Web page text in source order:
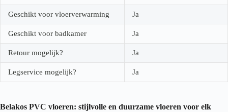
Geschikt voor vloerverwarming Ja
Geschikt voor badkamer Ja
Retour mogelijk? Ja
Legservice mogelijk? Ja
Belakos PVC vloeren: stijlvolle en duurzame vloeren voor elk